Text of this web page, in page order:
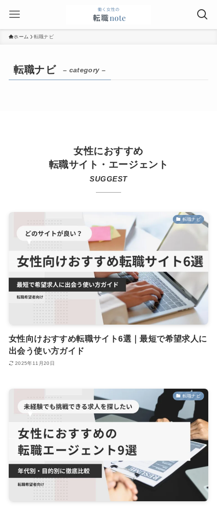
ホーム 転職ナビ
転職ナビ – category –
女性におすすめ
転職サイト・エージェント
SUGGEST
転職ナビ
女性向けおすすめ転職サイト6選｜最短で希望求人に
出会う使い方ガイド
2025年11月20日
転職ナビ